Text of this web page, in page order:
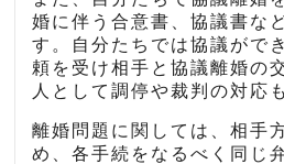
婚に伴う合意書、協議書な
す。自分たちでは協議がで
頼を受け相手と協議離婚の
人として調停や裁判の対応
離婚問題に関しては、相手
め、各手続をなるべく同じ